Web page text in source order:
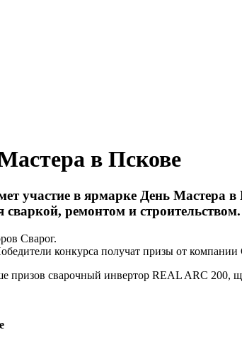
в Пскове
участие в ярмарке День Мастера в
сваркой, ремонтом и строительством.
Сварог.
конкурса получат призы от компании
призов сварочный инвертор REAL ARC